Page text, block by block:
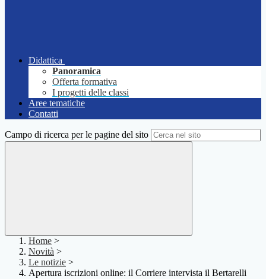
Didattica
Panoramica
Offerta formativa
I progetti delle classi
Aree tematiche
Contatti
Campo di ricerca per le pagine del sito
Home >
Novità >
Le notizie >
Apertura iscrizioni online: il Corriere intervista il Bertarelli